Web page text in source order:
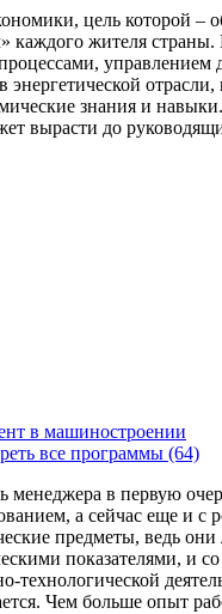
цель которой –
каждого жителя
знания и
вырасти до
в машиностроении
все программы (64)
менеджера в первую
а сейчас еще и
предметы, ведь
показателями, и
технологической
Чем больше опыт